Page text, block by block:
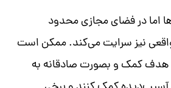
اما در فضای مجازی محدود
نیز سرایت می‌کند.ممکن است
هدف کمک و بصورت صادقانه به